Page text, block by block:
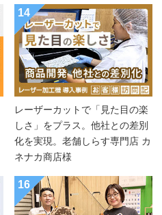
14
レーザーカットで「見た目の楽
しさ」をプラス。他社との差別
化を実現。老舗しらす専門店 カ
ネナカ商店様
16